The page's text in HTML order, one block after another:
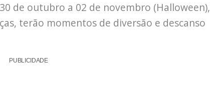
de outubro a 02 de novembro (Halloween),
terão momentos de diversão e descanso
PUBLICIDADE